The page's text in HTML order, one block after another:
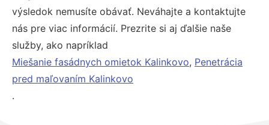
výsledok nemusíte obávať. Neváhajte a kontaktujte
nás pre viac informácií. Prezrite si aj ďalšie naše
služby, ako napríklad
Miešanie fasádnych omietok Kalinkovo, Penetrácia
pred maľovaním Kalinkovo
.